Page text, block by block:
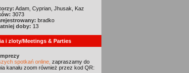
Adam, Cyprian, Jhusak, Kaz
3073
bradko
doby: 13
i zloty/Meetings & Parties
spotkań online, zapraszamy do
kanału zoom również przez kod QR: